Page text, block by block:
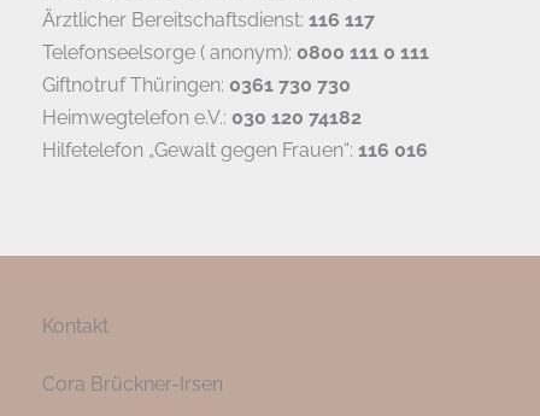
Ärztlicher Bereitschaftsdienst: 116 117
Telefonseelsorge ( anonym): 0800 111 0 111
Giftnotruf Thüringen: 0361 730 730
Heimwegtelefon e.V.: 030 120 74182
Hilfetelefon „Gewalt gegen Frauen“: 116 016
Kontakt
Cora Brückner-Irsen